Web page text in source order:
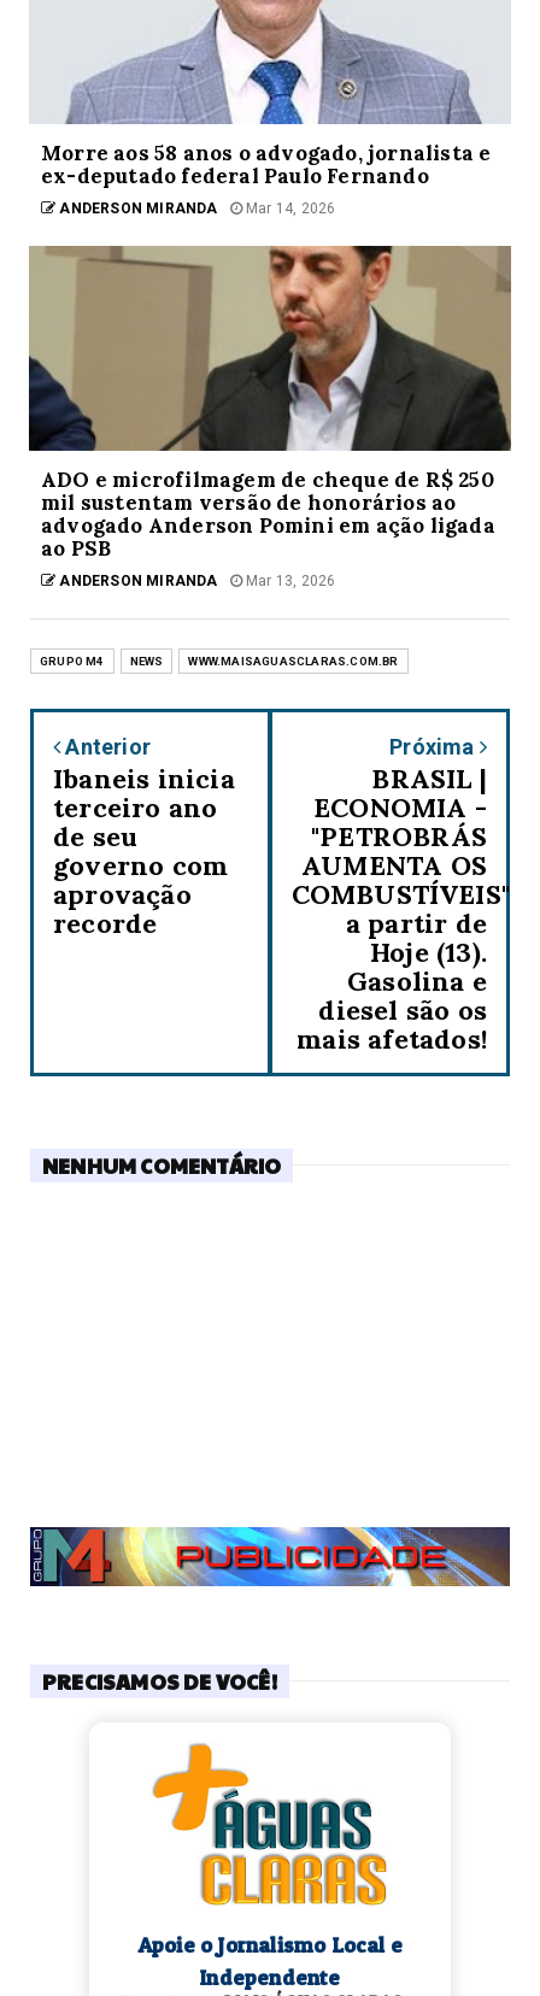
Morre aos 58 anos o advogado, jornalista e
ex-deputado federal Paulo Fernando
ANDERSON MIRANDA Mar 14, 2026
ADO e microfilmagem de cheque de R$ 250
mil sustentam versão de honorários ao
advogado Anderson Pomini em ação ligada
ao PSB
ANDERSON MIRANDA Mar 13, 2026
GRUPO M4 NEWS WWW.MAISAGUASCLARAS.COM.BR
Anterior
Ibaneis inicia
terceiro ano
de seu
governo com
aprovação
recorde
Próxima
BRASIL |
ECONOMIA -
"PETROBRÁS
AUMENTA OS
COMBUSTÍVEIS"
a partir de
Hoje (13).
Gasolina e
diesel são os
mais afetados!
NENHUM COMENTÁRIO
PRECISAMOS DE VOCÊ!
Apoie o Jornalismo Local e
Independente